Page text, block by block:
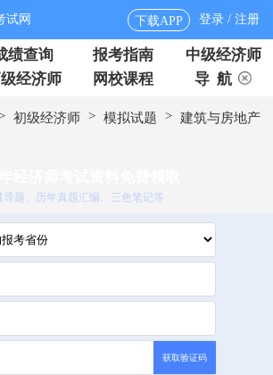
试网 下载APP 登录 / 注册
绩查询 报考指南
中级经济师
经济师 网校课程 导 航
初级经济师 > 模拟试题 > 建筑与房地产
导题、历年真题汇编、三色笔记等
获取验证码